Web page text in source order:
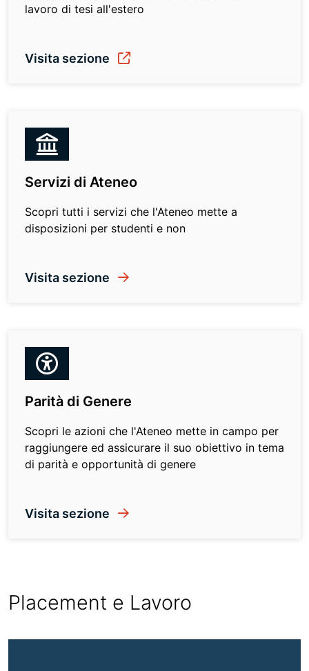
lavoro di tesi all'estero
Visita sezione
Servizi di Ateneo
Scopri tutti i servizi che l'Ateneo mette a
disposizioni per studenti e non
Visita sezione
Parità di Genere
Scopri le azioni che l'Ateneo mette in campo per
raggiungere ed assicurare il suo obiettivo in tema
di parità e opportunità di genere
Visita sezione
Placement e Lavoro